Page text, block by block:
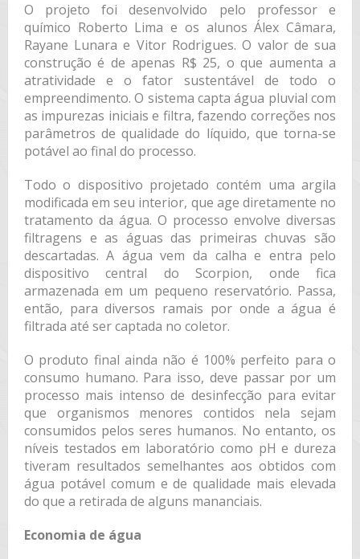
O projeto foi desenvolvido pelo professor e
químico Roberto Lima e os alunos Álex Câmara,
Rayane Lunara e Vitor Rodrigues. O valor de sua
construção é de apenas R$ 25, o que aumenta a
atratividade e o fator sustentável de todo o
empreendimento. O sistema capta água pluvial com
as impurezas iniciais e filtra, fazendo correções nos
parâmetros de qualidade do líquido, que torna-se
potável ao final do processo.
Todo o dispositivo projetado contém uma argila
modificada em seu interior, que age diretamente no
tratamento da água. O processo envolve diversas
filtragens e as águas das primeiras chuvas são
descartadas. A água vem da calha e entra pelo
dispositivo central do Scorpion, onde fica
armazenada em um pequeno reservatório. Passa,
então, para diversos ramais por onde a água é
filtrada até ser captada no coletor.
O produto final ainda não é 100% perfeito para o
consumo humano. Para isso, deve passar por um
processo mais intenso de desinfecção para evitar
que organismos menores contidos nela sejam
consumidos pelos seres humanos. No entanto, os
níveis testados em laboratório como pH e dureza
tiveram resultados semelhantes aos obtidos com
água potável comum e de qualidade mais elevada
do que a retirada de alguns mananciais.
Economia de água